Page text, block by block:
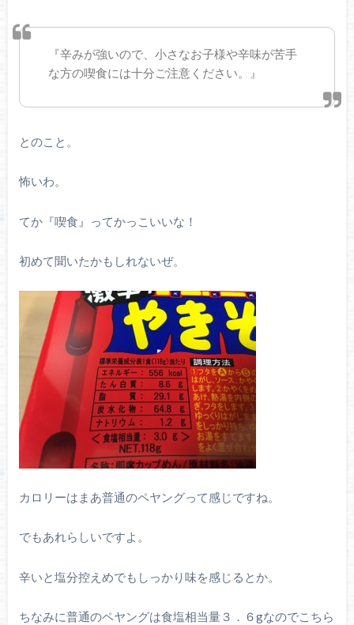
『辛みが強いので、小さなお子様や辛味が苦手
な方の喫食には十分ご注意ください。』
とのこと。
怖いわ。
てか『喫食』ってかっこいいな！
初めて聞いたかもしれないぜ。
カロリーはまあ普通のペヤングって感じですね。
でもあれらしいですよ。
辛いと塩分控えめでもしっかり味を感じるとか。
ちなみに普通のペヤングは食塩相当量３．６gなのでこちら